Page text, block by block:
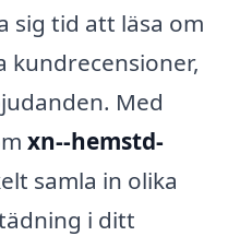
sig tid att läsa om
kundrecensioner,
Med
xn--hemstd-
samla in olika
i ditt